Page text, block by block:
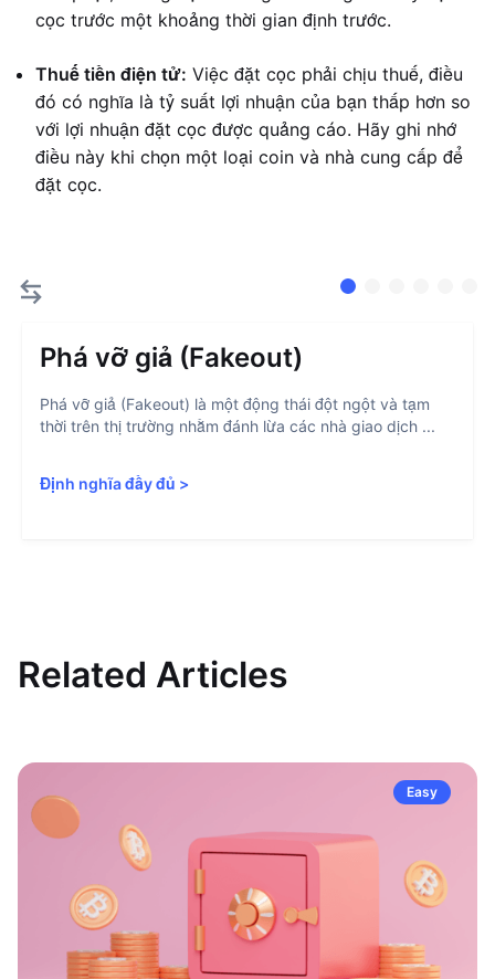
cọc trước một khoảng thời gian định trước.
Thuế tiền điện tử: Việc đặt cọc phải chịu thuế, điều
đó có nghĩa là tỷ suất lợi nhuận của bạn thấp hơn so
với lợi nhuận đặt cọc được quảng cáo. Hãy ghi nhớ
điều này khi chọn một loại coin và nhà cung cấp để
đặt cọc.
Phá vỡ giả (Fakeout)
Phá vỡ giả (Fakeout) là một động thái đột ngột và tạm
thời trên thị trường nhằm đánh lừa các nhà giao dịch ...
Định nghĩa đầy đủ >
Related Articles
Easy